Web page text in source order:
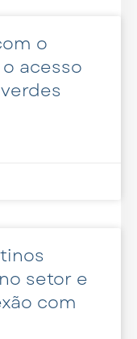
o
acesso
setor e
com